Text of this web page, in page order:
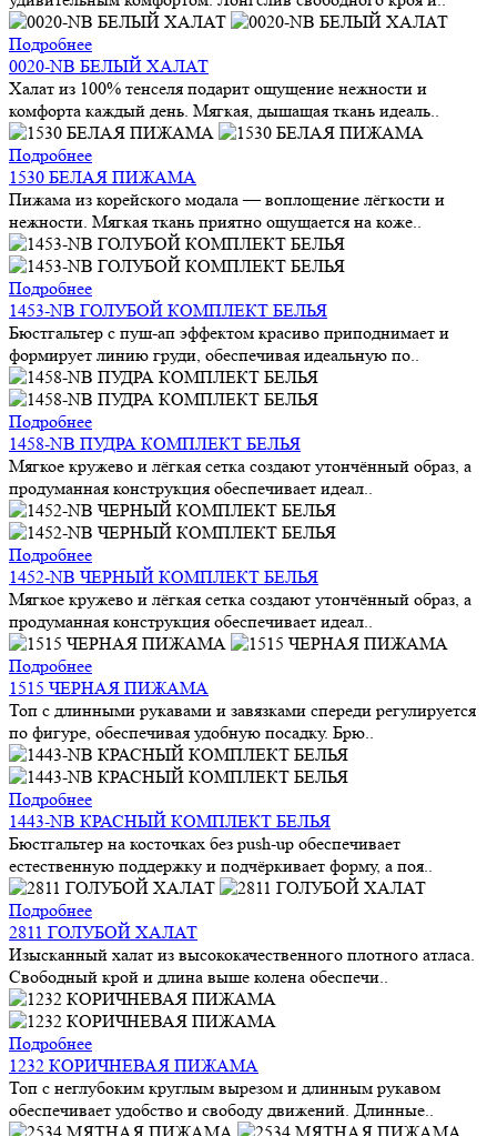
Подробнее
0020-NB БЕЛЫЙ ХАЛАТ
Халат из 100% тенселя подарит ощущение нежности и
комфорта каждый день. Мягкая, дышащая ткань идеаль..
Подробнее
1530 БЕЛАЯ ПИЖАМА
Пижама из корейского модала — воплощение лёгкости и
нежности. Мягкая ткань приятно ощущается на коже..
Подробнее
1453-NB ГОЛУБОЙ КОМПЛЕКТ БЕЛЬЯ
Бюстгальтер с пуш-ап эффектом красиво приподнимает и
формирует линию груди, обеспечивая идеальную по..
Подробнее
1458-NB ПУДРА КОМПЛЕКТ БЕЛЬЯ
Мягкое кружево и лёгкая сетка создают утончённый образ, а
продуманная конструкция обеспечивает идеал..
Подробнее
1452-NB ЧЕРНЫЙ КОМПЛЕКТ БЕЛЬЯ
Мягкое кружево и лёгкая сетка создают утончённый образ, а
продуманная конструкция обеспечивает идеал..
Подробнее
1515 ЧЕРНАЯ ПИЖАМА
Топ с длинными рукавами и завязками спереди регулируется
по фигуре, обеспечивая удобную посадку. Брю..
Подробнее
1443-NB КРАСНЫЙ КОМПЛЕКТ БЕЛЬЯ
Бюстгальтер на косточках без push-up обеспечивает
естественную поддержку и подчёркивает форму, а поя..
Подробнее
2811 ГОЛУБОЙ ХАЛАТ
Изысканный халат из высококачественного плотного атласа.
Свободный крой и длина выше колена обеспечи..
Подробнее
1232 КОРИЧНЕВАЯ ПИЖАМА
Топ с неглубоким круглым вырезом и длинным рукавом
обеспечивает удобство и свободу движений. Длинные..